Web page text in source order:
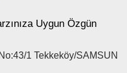
Uygun Özgün
1 Tekkeköy/SAMSUN